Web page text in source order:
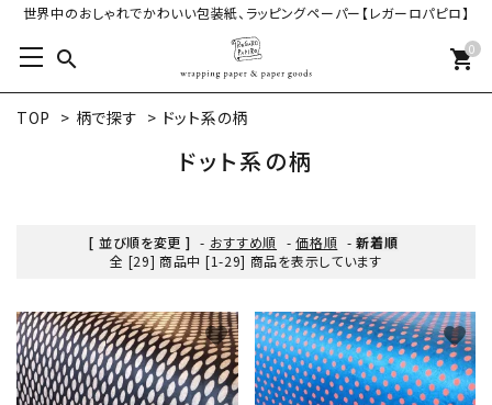
世界中のおしゃれでかわいい包装紙、ラッピングペーパー【レガーロパピロ】
search 0
shopping_cart
TOP > 柄で探す > ドット系の柄
ドット系の柄
[ 並び順を変更 ] - おすすめ順 -価格順 -新着順
全 [29] 商品中 [1-29] 商品を表示しています
favorite favorite